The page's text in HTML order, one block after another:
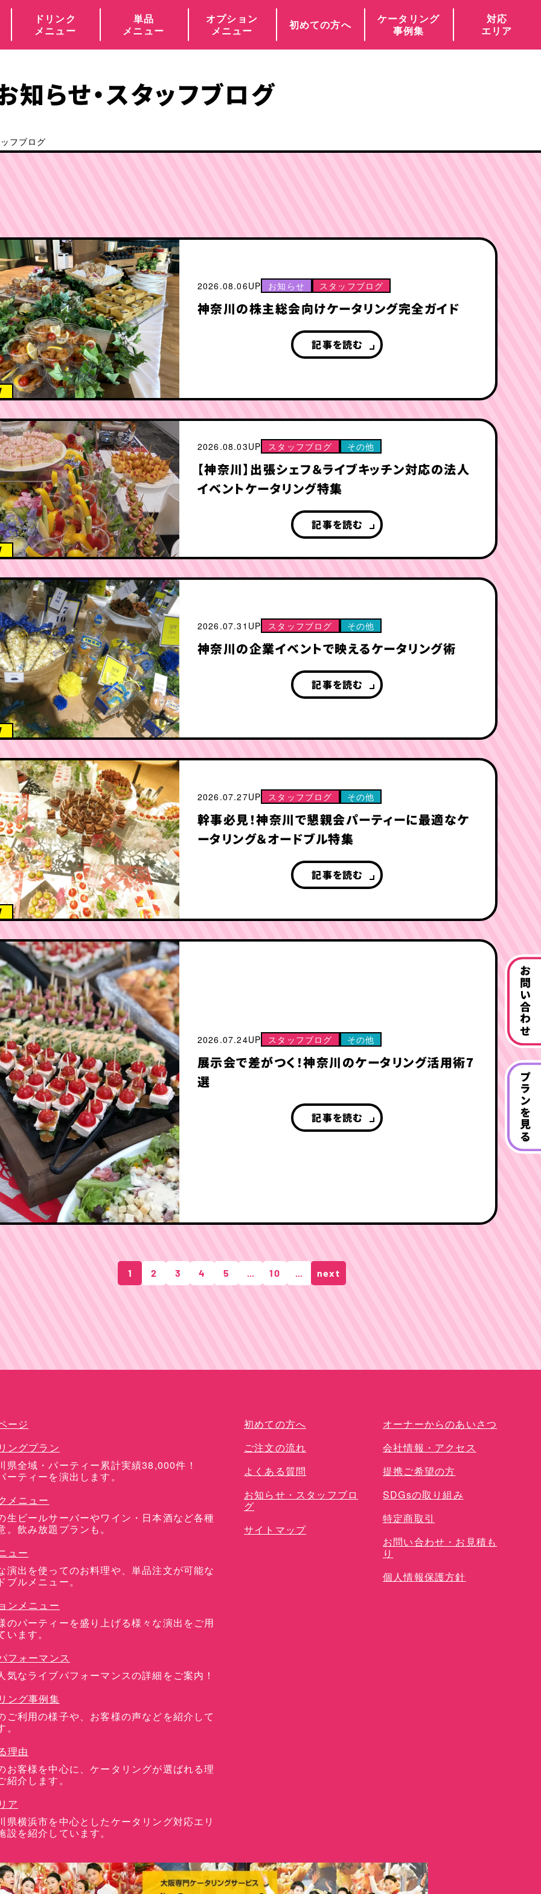
ドリンク
メニュー
単品
メニュー
オプション
メニュー
初めての方へ
ケータリング
事例集
対応
エリア
お問い合わせ
プランを見る
知らせ・スタッフブログ
フブログ
2026.08.06UP お知らせ スタッフブログ
神奈川の株主総会向けケータリング完全ガイド
記事を読む
2026.08.03UP スタッフブログ その他
【神奈川】出張シェフ＆ライブキッチン対応の法人
イベントケータリング特集
記事を読む
2026.07.31UP スタッフブログ その他
神奈川の企業イベントで映えるケータリング術
記事を読む
2026.07.27UP スタッフブログ その他
幹事必見！神奈川で懇親会パーティーに最適なケ
ータリング＆オードブル特集
記事を読む
2026.07.24UP スタッフブログ その他
展示会で差がつく！神奈川のケータリング活用術7
選
記事を読む
1 2 3 4 5 ... 10 ... next
ドリンクメニュー 単品オプション
ージ
ングプラン
県全域・パーティー累計実績38,000件！
ーティーを演出します。
メニュー
生ビールサーバーやワイン・日本酒など各種
。飲み放題プランも。
ュー
演出を使ってのお料理や、単品注文が可能な
ブルメニュー。
ンメニュー
のパーティーを盛り上げる様々な演出をご用
います。
フォーマンス
気なライブパフォーマンスの詳細をご案内！
ング事例集
ご利用の様子や、お客様の声などを紹介して
理由
お客様を中心に、ケータリングが選ばれる理
紹介します。
ア
県横浜市を中心としたケータリング対応エリ
設を紹介しています。
初めての方へ
ご注文の流れ
よくある質問
お知らせ・スタッフブロ
グ
サイトマップ
オーナーからのあいさつ
会社情報・アクセス
提携ご希望の方
SDGsの取り組み
特定商取引
お問い合わせ・お見積も
り
個人情報保護方針